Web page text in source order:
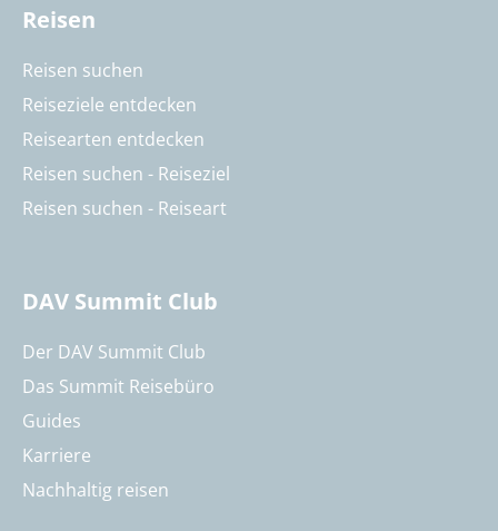
Reisen
Reisen suchen
Reiseziele entdecken
Reisearten entdecken
Reisen suchen - Reiseziel
Reisen suchen - Reiseart
DAV Summit Club
Der DAV Summit Club
Das Summit Reisebüro
Guides
Karriere
Nachhaltig reisen